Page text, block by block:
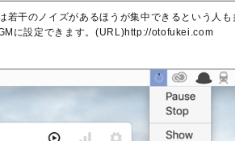
干のノイズがあるほうが集中できるという人も
に設定できます。(URL)http://otofukei.com